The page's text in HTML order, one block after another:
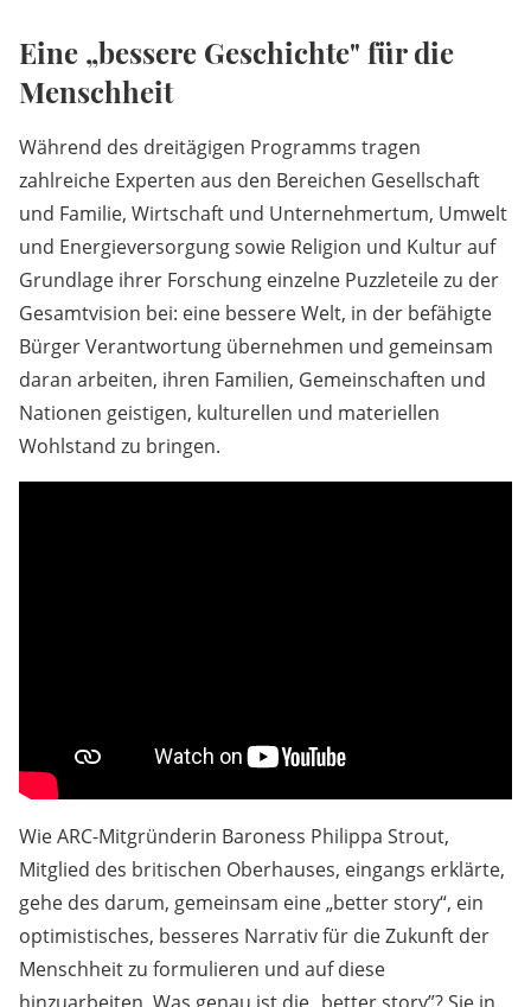
Eine „bessere Geschichte" für die
Menschheit
Während des dreitägigen Programms tragen
zahlreiche Experten aus den Bereichen Gesellschaft
und Familie, Wirtschaft und Unternehmertum, Umwelt
und Energieversorgung sowie Religion und Kultur auf
Grundlage ihrer Forschung einzelne Puzzleteile zu der
Gesamtvision bei: eine bessere Welt, in der befähigte
Bürger Verantwortung übernehmen und gemeinsam
daran arbeiten, ihren Familien, Gemeinschaften und
Nationen geistigen, kulturellen und materiellen
Wohlstand zu bringen.
Wie ARC-Mitgründerin Baroness Philippa Strout,
Mitglied des britischen Oberhauses, eingangs erklärte,
gehe des darum, gemeinsam eine „better story“, ein
optimistisches, besseres Narrativ für die Zukunft der
Menschheit zu formulieren und auf diese